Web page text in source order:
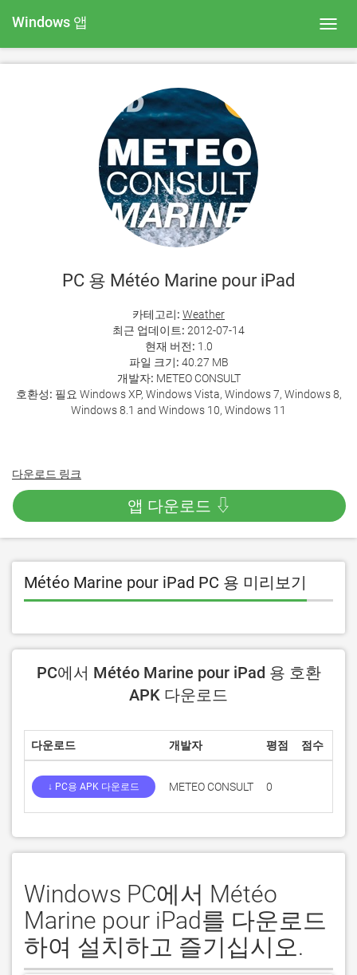
Windows 앱
PC 용 Météo Marine pour iPad
카테고리: Weather
최근 업데이트: 2012-07-14
현재 버전: 1.0
파일 크기: 40.27 MB
개발자: METEO CONSULT
호환성: 필요 Windows XP, Windows Vista, Windows 7, Windows 8,
Windows 8.1 and Windows 10, Windows 11
다운로드 링크
앱 다운로드 ⇩
Météo Marine pour iPad PC 용 미리보기
PC에서 Météo Marine pour iPad 용 호환
APK 다운로드
다운로드 개발자 평점 점수
↓ PC용 APK 다운로드 METEO CONSULT 0
Windows PC에서 Météo
Marine pour iPad를 다운로드
하여 설치하고 즐기십시오.